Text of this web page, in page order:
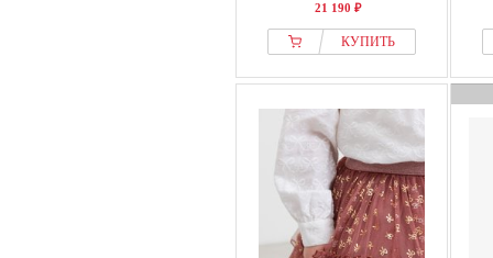
21 190 ₽
КУПИТЬ